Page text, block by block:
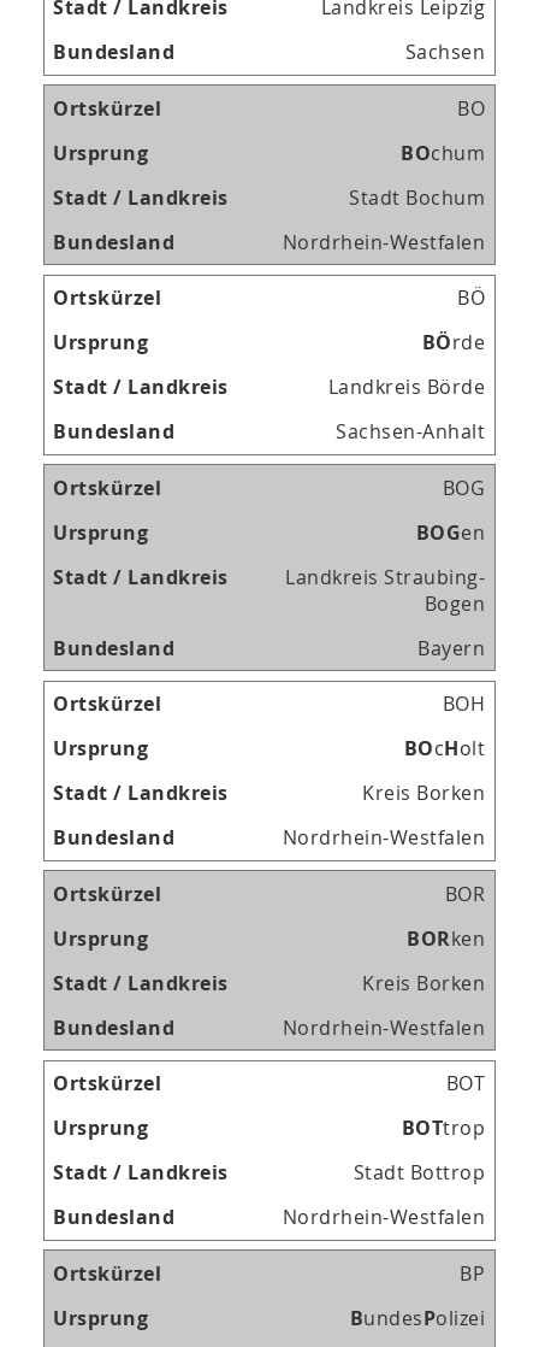
Landkreis Leipzig
Sachsen
BO
BOchum
Stadt Bochum
Nordrhein-Westfalen
BÖ
BÖrde
Landkreis Börde
Sachsen-Anhalt
BOG
BOGen
Landkreis Straubing-
Bogen
Bayern
BOH
BOcHolt
Kreis Borken
Nordrhein-Westfalen
BOR
BORken
Kreis Borken
Nordrhein-Westfalen
BOT
BOTtrop
Stadt Bottrop
Nordrhein-Westfalen
BP
BundesPolizei